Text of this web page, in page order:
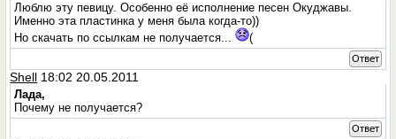
Люблю эту певицу. Особенно её исполнение песен Окуджавы.
Именно эта пластинка у меня была когда-то))
Но скачать по ссылкам не получается...
(
Ответ
Shell 18:02 20.05.2011
Лада,
Почему не получается?
Ответ